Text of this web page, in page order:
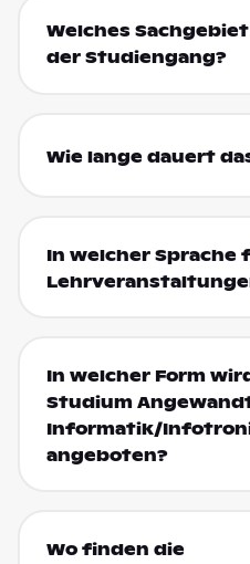
Welches
der Studiengang?
Wie lange dauert
In welcher Sprache
In welcher Form
Studium
Informatik/
angeboten?
Wo finden die